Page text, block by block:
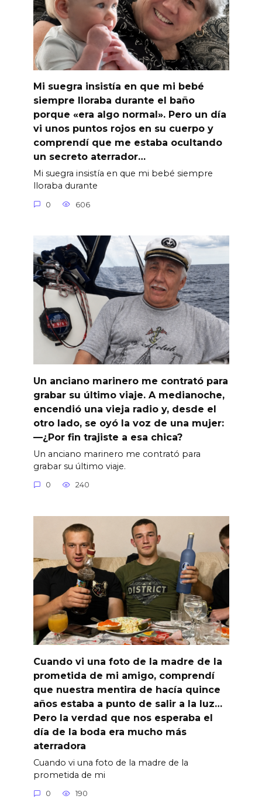
Mi suegra insistía en que mi bebé
siempre lloraba durante el baño
porque «era algo normal». Pero un día
vi unos puntos rojos en su cuerpo y
comprendí que me estaba ocultando
un secreto aterrador…
Mi suegra insistía en que mi bebé siempre
lloraba durante
0 606
Un anciano marinero me contrató para
grabar su último viaje. A medianoche,
encendió una vieja radio y, desde el
otro lado, se oyó la voz de una mujer:
—¿Por fin trajiste a esa chica?
Un anciano marinero me contrató para
grabar su último viaje.
0 240
Cuando vi una foto de la madre de la
prometida de mi amigo, comprendí
que nuestra mentira de hacía quince
años estaba a punto de salir a la luz…
Pero la verdad que nos esperaba el
día de la boda era mucho más
aterradora
Cuando vi una foto de la madre de la
prometida de mi
0 190